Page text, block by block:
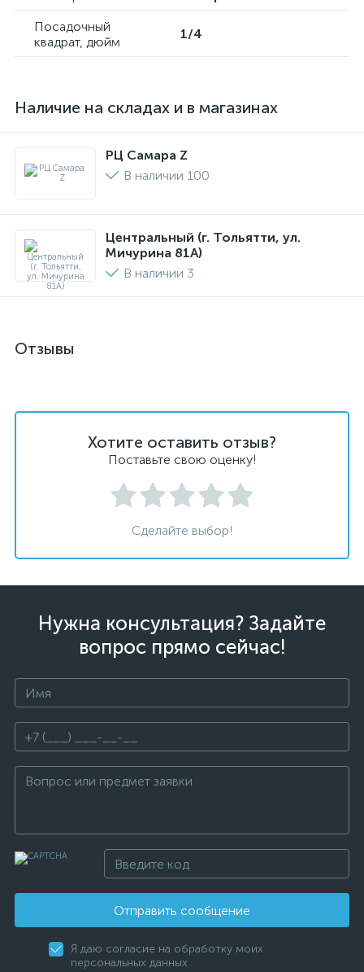
Посадочный
квадрат, дюйм
1/4
Наличие на складах и в магазинах
РЦ Самара Z
В наличии 100
Центральный (г. Тольятти, ул.
Мичурина 81А)
В наличии 3
Отзывы
Хотите оставить отзыв?
Поставьте свою оценку!
Сделайте выбор!
Нужна консультация? Задайте
вопрос прямо сейчас!
Отправить сообщение
Я даю согласие на обработку моих
персональных данных